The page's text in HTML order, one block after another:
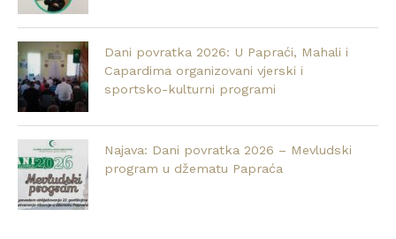
Dani povratka 2026: U Papraći, Mahali i
Capardima organizovani vjerski i
sportsko-kulturni programi
Najava: Dani povratka 2026 – Mevludski
program u džematu Papraća